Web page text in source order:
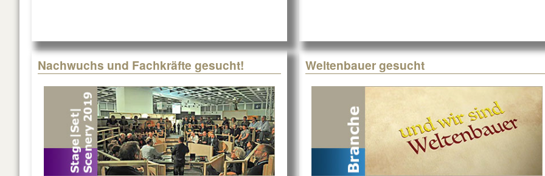
Nachwuchs und Fachkräfte gesucht! Weltenbauer gesucht